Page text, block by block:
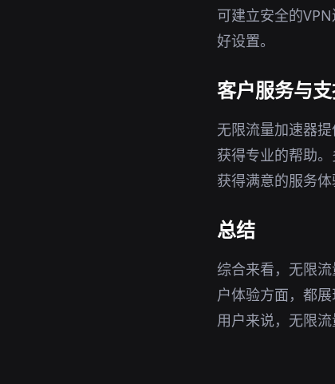
可建立安全的
好设置。
客户服务与
无限流量加速器
获得专业的帮助
获得满意的服务体
总结
综合来看，无限
户体验方面，都
用户来说，无限